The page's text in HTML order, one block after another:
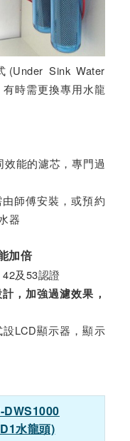
Sink Water
時需更換專用水龍
能的濾芯，專門過
師傅安裝，或預約
器
加倍
及53認證
，加強過濾效果，
LCD顯示器，顯示
水龍頭)